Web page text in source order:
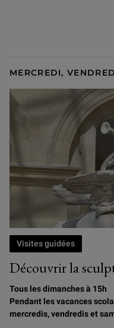
MERCREDI,
Découvrir la
Visites guidées
Tous les dimanches à 15h
Pendant les vacances
mercredis, vendredis et